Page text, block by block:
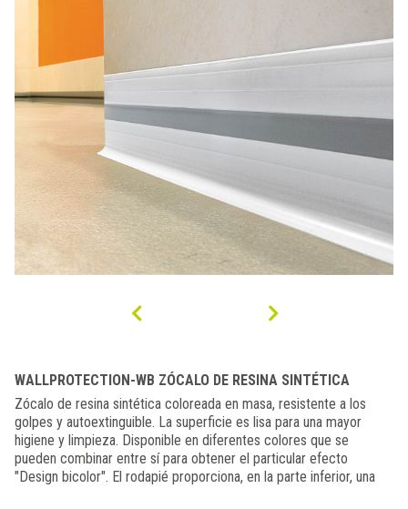
WALLPROTECTION-WB ZÓCALO DE RESINA SINTÉTICA
Zócalo de resina sintética coloreada en masa, resistente a los
golpes y autoextinguible. La superficie es lisa para una mayor
higiene y limpieza. Disponible en diferentes colores que se
pueden combinar entre sí para obtener el particular efecto
"Design bicolor". El rodapié proporciona, en la parte inferior, una